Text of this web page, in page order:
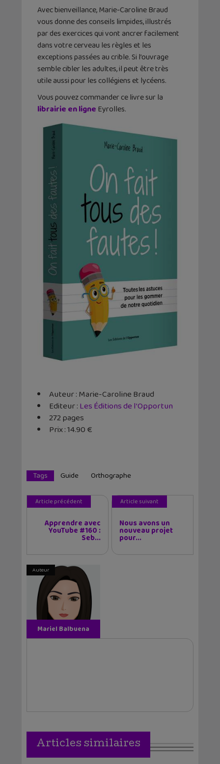
Avec bienveillance, Marie-Caroline Braud
vous donne des conseils limpides, illustrés
par des exercices qui vont ancrer facilement
dans votre cerveau les règles et les
exceptions passées au crible. Si l’ouvrage
semble cibler les adultes, il peut être très
utile aussi pour les collégiens et lycéens.
Vous pouvez commander ce livre sur la
librairie en ligne Eyrolles.
Auteur : Marie-Caroline Braud
Editeur :Les Éditions de l’Opportun
272 pages
Prix : 14.90 €
Tags Guide Orthographe
Article précédent
Apprendre avec
YouTube #160 :
Seb...
Article suivant
Nous avons un
nouveau projet
pour...
Auteur
Mariel Balbuena
Articles similaires